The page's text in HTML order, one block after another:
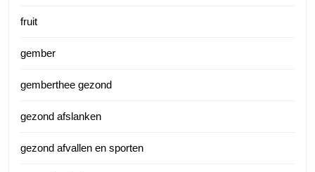
fruit
gember
gemberthee gezond
gezond afslanken
gezond afvallen en sporten